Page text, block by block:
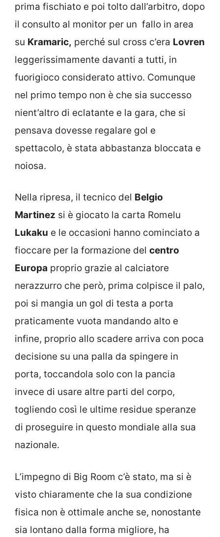
prima fischiato e poi tolto dall’arbitro, dopo
il consulto al monitor per un fallo in area
su Kramaric, perché sul cross c’era Lovren
leggerissimamente davanti a tutti, in
fuorigioco considerato attivo. Comunque
nel primo tempo non è che sia successo
nient’altro di eclatante e la gara, che si
pensava dovesse regalare gol e
spettacolo, è stata abbastanza bloccata e
noiosa.
Nella ripresa, il tecnico del Belgio
Martinez si è giocato la carta Romelu
Lukaku e le occasioni hanno cominciato a
fioccare per la formazione del centro
Europa proprio grazie al calciatore
nerazzurro che però, prima colpisce il palo,
poi si mangia un gol di testa a porta
praticamente vuota mandando alto e
infine, proprio allo scadere arriva con poca
decisione su una palla da spingere in
porta, toccandola solo con la pancia
invece di usare altre parti del corpo,
togliendo così le ultime residue speranze
di proseguire in questo mondiale alla sua
nazionale.
L’impegno di Big Room c’è stato, ma si è
visto chiaramente che la sua condizione
fisica non è ottimale anche se, nonostante
sia lontano dalla forma migliore, ha